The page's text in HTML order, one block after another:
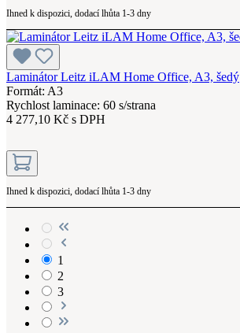
Ihned k dispozici, dodací lhůta 1-3 dny
Laminátor Leitz iLAM Home Office, A3, šedý
Formát: A3
Rychlost laminace: 60 s/strana
4 277,10 Kč s DPH
Ihned k dispozici, dodací lhůta 1-3 dny
1
2
3